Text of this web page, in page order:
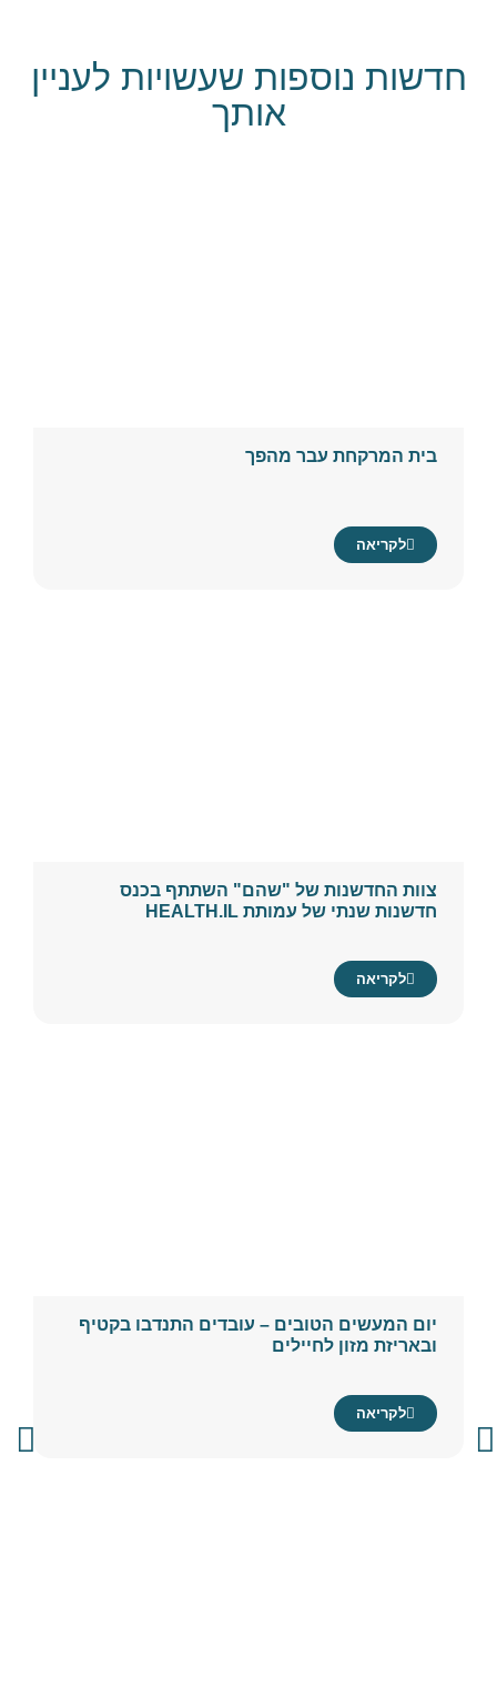
חדשות נוספות שעשויות לעניין
אותך
בית המרקחת עבר מהפך
לקריאה
צוות החדשנות של "שהם" השתתף בכנס
חדשנות שנתי של עמותת HEALTH.IL
לקריאה
יום המעשים הטובים – עובדים התנדבו בקטיף
ובאריזת מזון לחיילים
לקריאה